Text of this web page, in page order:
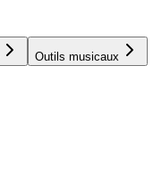
Outils musicaux